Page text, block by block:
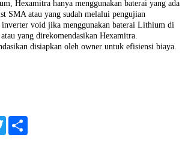
Hexamitra hanya menggunakan baterai yang ada
SMA atau yang sudah melalui pengujian
void jika menggunakan baterai Lithium di
yang direkomendasikan Hexamitra.
disiapkan oleh owner untuk efisiensi biaya.
Twitter